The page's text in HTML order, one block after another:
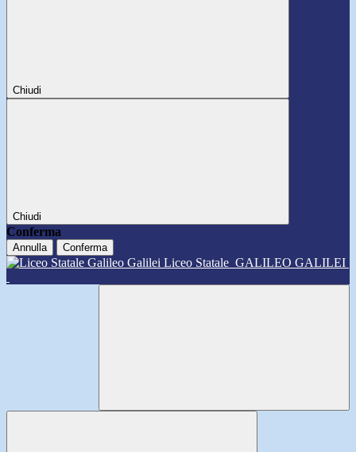
Chiudi
Chiudi
Conferma
Annulla Conferma
Liceo Statale GALILEO GALILEI